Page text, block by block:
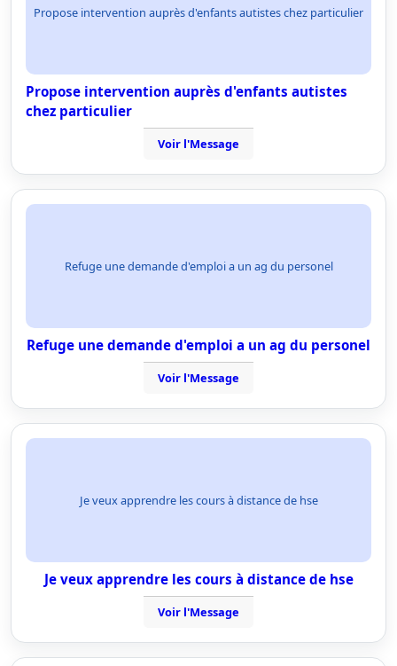
Propose intervention auprès d'enfants autistes chez particulier
Propose intervention auprès d'enfants autistes
chez particulier
Voir l'Message
Refuge une demande d'emploi a un ag du personel
Refuge une demande d'emploi a un ag du personel
Voir l'Message
Je veux apprendre les cours à distance de hse
Je veux apprendre les cours à distance de hse
Voir l'Message